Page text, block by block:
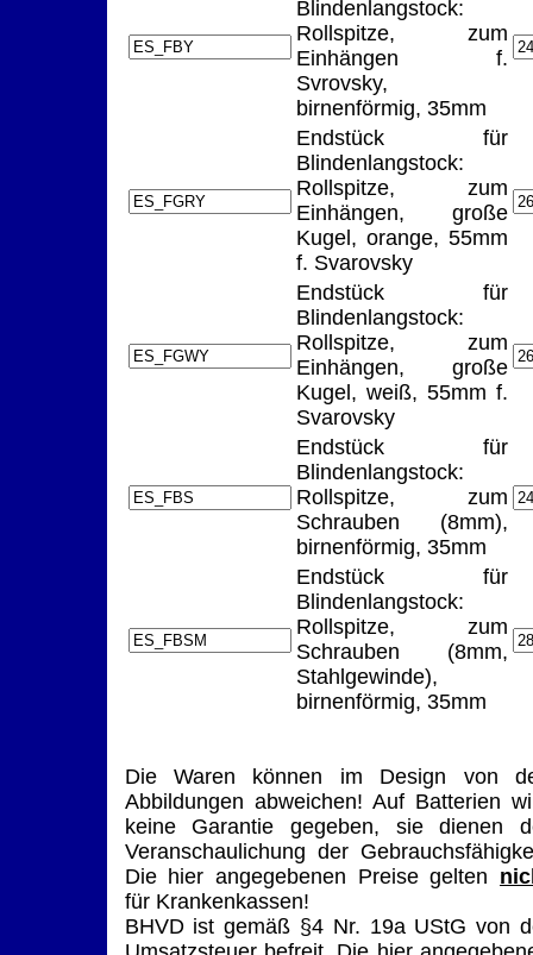
Blindenlangstock:
Rollspitze, zum
Einhängen f.
Svrovsky,
birnenförmig, 35mm
Endstück für
Blindenlangstock:
Rollspitze, zum
Einhängen, große
Kugel, orange, 55mm
f. Svarovsky
Endstück für
Blindenlangstock:
Rollspitze, zum
Einhängen, große
Kugel, weiß, 55mm f.
Svarovsky
Endstück für
Blindenlangstock:
Rollspitze, zum
Schrauben (8mm),
birnenförmig, 35mm
Endstück für
Blindenlangstock:
Rollspitze, zum
Schrauben (8mm,
Stahlgewinde),
birnenförmig, 35mm
Die Waren können im Design von
Abbildungen abweichen! Auf Batterien
keine Garantie gegeben, sie dienen
Veranschaulichung der
Die hier angegebenen Preise gelten
für Krankenkassen!
BHVD ist gemäß §4 Nr. 19a UStG von